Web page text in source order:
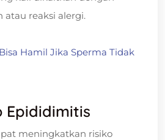
reaksi alergi.
Hamil Jika Sperma Tidak
Epididimitis
meningkatkan risiko